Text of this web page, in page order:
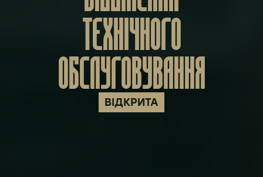
ТЕХНІЧНОГО
ОБСЛУГОВУВАННЯ
ВІДКРИТА